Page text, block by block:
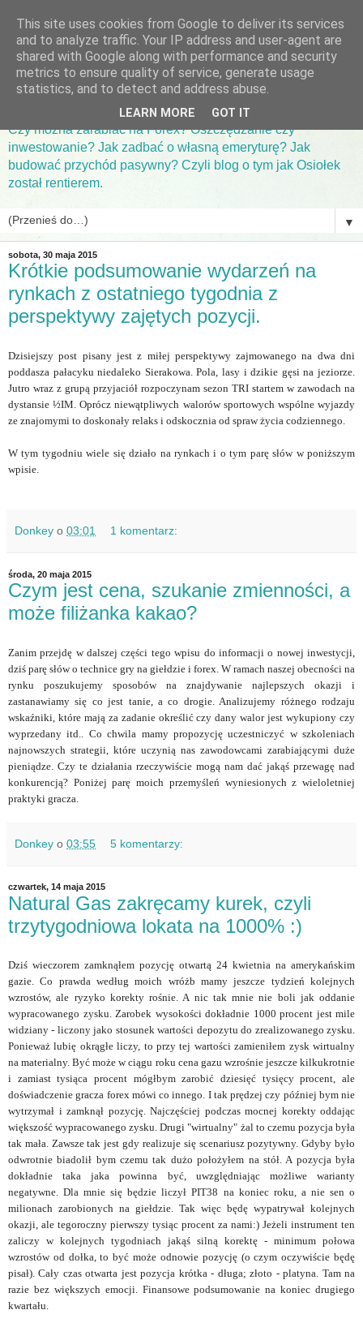
Donkey
Czy można zarabiać na Forex? Oszczędzanie czy
inwestowanie? Jak zadbać o własną emeryturę? Jak
budować przychód pasywny? Czyli blog o tym jak Osiołek
został rentierem.
▼
sobota, 30 maja 2015
Krótkie podsumowanie wydarzeń na
rynkach z ostatniego tygodnia z
perspektywy zajętych pozycji.
Dzisiejszy post pisany jest z miłej perspektywy zajmowanego na dwa dni
poddasza pałacyku niedaleko Sierakowa. Pola, lasy i dzikie gęsi na jeziorze.
Jutro wraz z grupą przyjaciół rozpoczynam sezon TRI startem w zawodach na
dystansie ½IM. Oprócz niewątpliwych walorów sportowych wspólne wyjazdy
ze znajomymi to doskonały relaks i odskocznia od spraw życia codziennego.
W tym tygodniu wiele się działo na rynkach i o tym parę słów w poniższym
wpisie.
Donkey o 03:01 1 komentarz:
środa, 20 maja 2015
Czym jest cena, szukanie zmienności, a
może filiżanka kakao?
Zanim przejdę w dalszej części tego wpisu do informacji o nowej inwestycji,
dziś parę słów o technice gry na giełdzie i forex. W ramach naszej obecności na
rynku poszukujemy sposobów na znajdywanie najlepszych okazji i
zastanawiamy się co jest tanie, a co drogie. Analizujemy różnego rodzaju
wskaźniki, które mają za zadanie określić czy dany walor jest wykupiony czy
wyprzedany itd.. Co chwila mamy propozycję uczestniczyć w szkoleniach
najnowszych strategii, które uczynią nas zawodowcami zarabiającymi duże
pieniądze. Czy te działania rzeczywiście mogą nam dać jakąś przewagę nad
konkurencją? Poniżej parę moich przemyśleń wyniesionych z wieloletniej
praktyki gracza.
Donkey o 03:55 5 komentarzy:
czwartek, 14 maja 2015
Natural Gas zakręcamy kurek, czyli
trzytygodniowa lokata na 1000% :)
Dziś wieczorem zamknąłem pozycję otwartą 24 kwietnia na amerykańskim
gazie. Co prawda według moich wróżb mamy jeszcze tydzień kolejnych
wzrostów, ale ryzyko korekty rośnie. A nic tak mnie nie boli jak oddanie
wypracowanego zysku. Zarobek wysokości dokładnie 1000 procent jest mile
widziany - liczony jako stosunek wartości depozytu do zrealizowanego zysku.
Ponieważ lubię okrągłe liczy, to przy tej wartości zamieniłem zysk wirtualny
na materialny. Być może w ciągu roku cena gazu wzrośnie jeszcze kilkukrotnie
i zamiast tysiąca procent mógłbym zarobić dziesięć tysięcy procent, ale
doświadczenie gracza forex mówi co innego. I tak prędzej czy później bym nie
wytrzymał i zamknął pozycję. Najczęściej podczas mocnej korekty oddając
większość wypracowanego zysku. Drugi "wirtualny" żal to czemu pozycja była
tak mała. Zawsze tak jest gdy realizuje się scenariuszpozytywny. Gdyby było
odwrotnie biadolił bym czemu tak dużo położyłem na stół. A pozycja była
dokładnie taka jaka powinna być, uwzględniającmożliwe warianty
negatywne. Dla mnie siębędzie liczył PIT38 na koniec roku, a nie sen o
milionach zarobionych na giełdzie. Tak więc będę wypatrywał kolejnych
okazji, ale tegoroczny pierwszy tysiąc procent za nami:) Jeżeli instrument ten
zaliczy w kolejnych tygodniach jakąś silną korektę - minimum połowa
wzrostów od dołka, to być może odnowie pozycję (o czym oczywiście będę
pisał). Cały czas otwarta jest pozycja krótka - długa; złoto - platyna. Tam na
razie bez większych emocji. Finansowe podsumowanie na koniec drugiego
kwartału.
This site uses cookies from Google to deliver its services
and to analyze traffic. Your IP address and user-agent are
shared with Google along with performance and security
metrics to ensure quality of service, generate usage
statistics, and to detect and address abuse.
LEARN MORE GOT IT